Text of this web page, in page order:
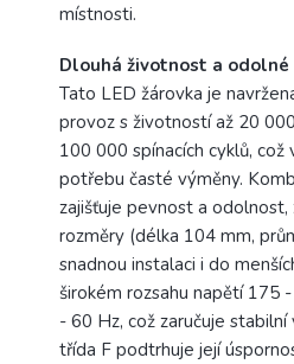
místnosti.
Dlouhá životnost a
Tato LED žárovka je
provoz s životností až 20
100 000 spínacích cyklů, což
potřebu časté výměny.
zajišťuje pevnost a
rozměry (délka 104 mm,
snadnou instalaci i do
širokém rozsahu napětí 175
- 60 Hz, což zaručuje
třída F podtrhuje její